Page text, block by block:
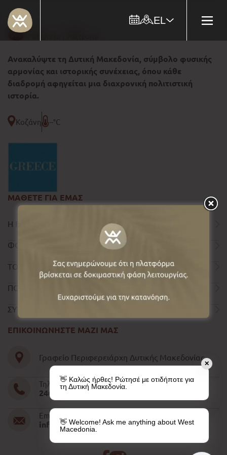
EL
Ανακαλύψτε τη Δυτική Μακεδονία, σύμβολο φυσικής
αρμονίας και ιστορικής συνέχειας, όπου κάθε
διαδρομή αφηγείται μια διαχρονική πολιτιστική
ιστορία.
Κοζάνη --°C
ΜΑΘΕΤΕ ΓΙΑ ΕΜΑΣ
Η ΠΕΡΙΦΕΡΕΙΑ
ΦΟΡΜΑ ΕΠΙΚΟΙΝΩΝΙΑΣ
ΤΟΥΡΙΣΤΙΚΟΣ ΟΔΗΓΟΣ
ΠΟΛΙΤΙΚΗ ΑΠΟΡΡΗΤΟΥ
ΣΥΝΤΕΛΕΣΤΕΣ
ΕΠΙΚΟΙΝΩΝΗΣΤΕ ΜΑΖΙ ΜΑΣ
Γραφείο Περιφερειάρχη Δυτικής Μακεδονίας
Τηλέφωνο
2461052610-11-15
Email
info@pdm.gov.gr
✕
👋 Καλώς ήρθες! Ρώτησέ με οτιδήποτε για
τη Δυτική Μακεδονία.
👋 Welcome! Ask me anything about West
Macedonia.